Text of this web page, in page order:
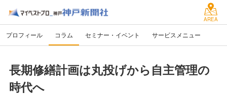
AREA
プロフィール コラム セミナー・イベント サービスメニュー
長期修繕計画は丸投げから自主管理の
時代へ